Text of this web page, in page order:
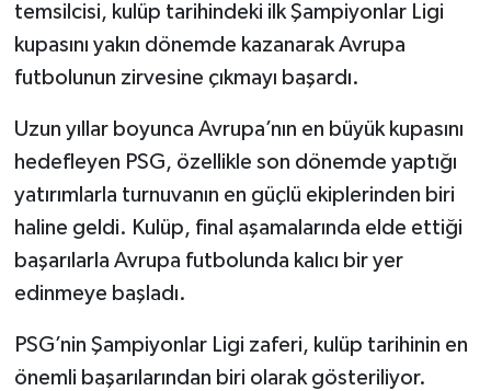
temsilcisi, kulüp tarihindeki ilk Şampiyonlar Ligi
kupasını yakın dönemde kazanarak Avrupa
futbolunun zirvesine çıkmayı başardı.
Uzun yıllar boyunca Avrupa’nın en büyük kupasını
hedefleyen PSG, özellikle son dönemde yaptığı
yatırımlarla turnuvanın en güçlü ekiplerinden biri
haline geldi. Kulüp, final aşamalarında elde ettiği
başarılarla Avrupa futbolunda kalıcı bir yer
edinmeye başladı.
PSG’nin Şampiyonlar Ligi zaferi, kulüp tarihinin en
önemli başarılarından biri olarak gösteriliyor.